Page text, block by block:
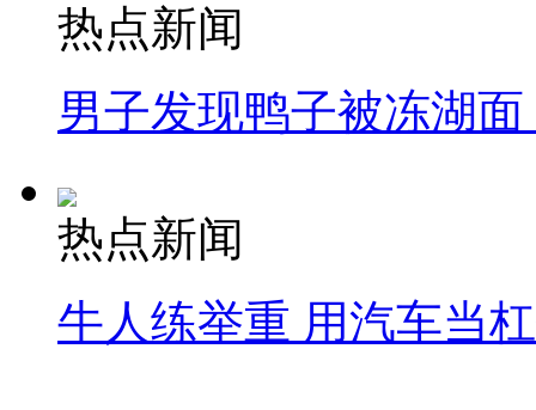
热点新闻
男子发现鸭子被冻湖
热点新闻
牛人练举重 用汽车当